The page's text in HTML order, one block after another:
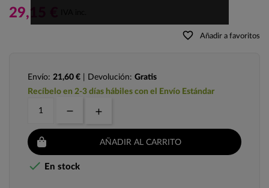
29,15 €
favorite_border Añadir a favoritos
Envío: 21,60 € | Devolución: Gratis
Recíbelo en 2-3 días hábiles con el Envío Estándar
AÑADIR AL CARRITO
 En stock